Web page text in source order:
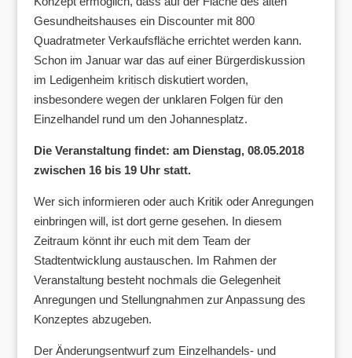
Gesundheitshauses ein Discounter mit 800
Quadratmeter Verkaufsfläche errichtet werden kann.
Schon im Januar war das auf einer Bürgerdiskussion
im Ledigenheim kritisch diskutiert worden,
insbesondere wegen der unklaren Folgen für den
Einzelhandel rund um den Johannesplatz.
Die Veranstaltung findet: am Dienstag, 08.05.2018
zwischen 16 bis 19 Uhr statt.
Wer sich informieren oder auch Kritik oder Anregungen
einbringen will, ist dort gerne gesehen. In diesem
Zeitraum könnt ihr euch mit dem Team der
Stadtentwicklung austauschen. Im Rahmen der
Veranstaltung besteht nochmals die Gelegenheit
Anregungen und Stellungnahmen zur Anpassung des
Konzeptes abzugeben.
Der Änderungsentwurf zum Einzelhandels- und